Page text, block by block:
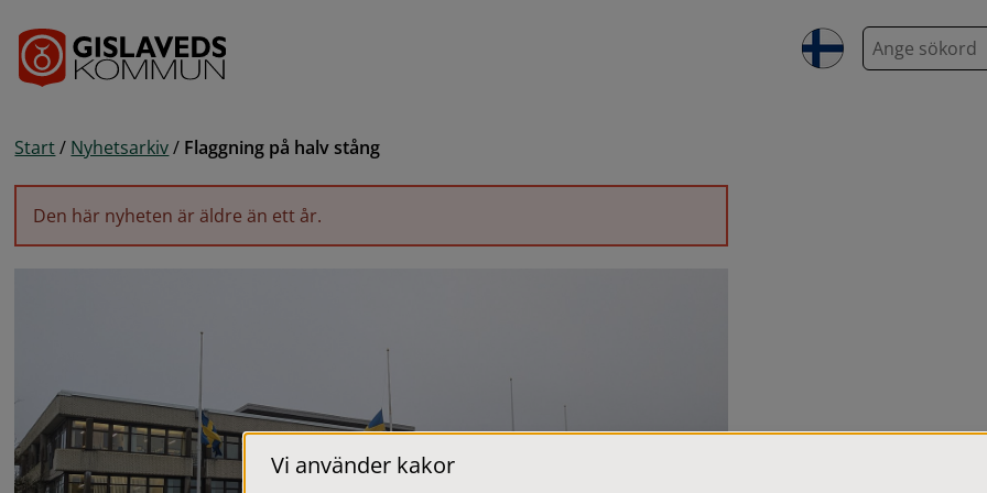
S
ö
Start / Nyhetsarkiv / Flaggning på halv stång
Den här nyheten är äldre än ett år.
Vi använder kakor